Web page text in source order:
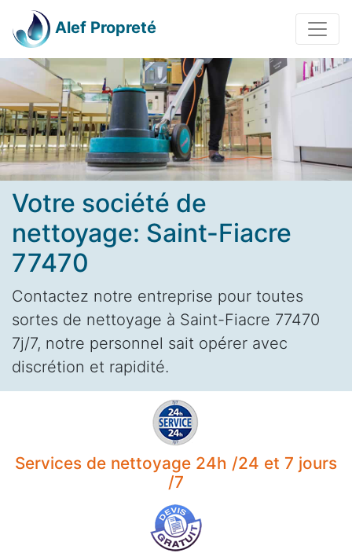
Alef Propreté
Votre société de
nettoyage: Saint-Fiacre
77470
Contactez notre entreprise pour toutes
sortes de nettoyage à Saint-Fiacre 77470
7j/7, notre personnel sait opérer avec
discrétion et rapidité.
Services de nettoyage 24h /24 et 7 jours
/7